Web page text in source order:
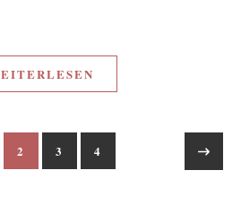
2 3 4